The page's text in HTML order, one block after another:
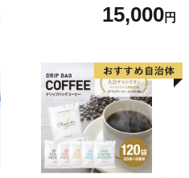
15,000円